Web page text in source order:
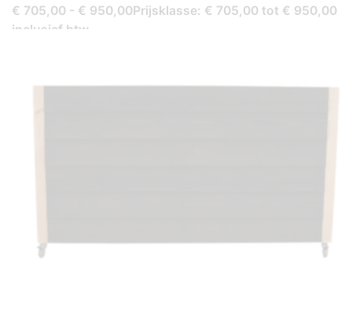
€ 705,00 - € 950,00Prijsklasse: € 705,00 tot € 950,00
inclusief btw.